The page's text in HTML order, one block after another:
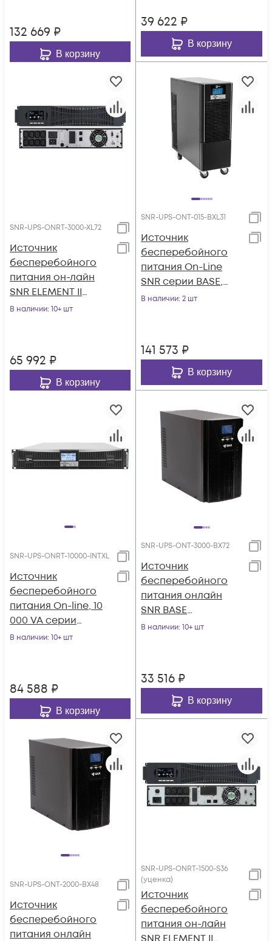
132 669 ₽
В корзину
39 622 ₽
В корзину
SNR-UPS-ONRT-3000-XL72
Источник
бесперебойного
питания он-лайн
SNR ELEMENT II
3000ВА/3000Вт (PF-
В наличии: 10+ шт
65 992 ₽
В корзину
SNR-UPS-ONT-015-BXL31
Источник
бесперебойного
питания On-Line
SNR серии BASE,
15кВА/15кВт, без АКБ
В наличии: 2 шт
141 573 ₽
В корзину
SNR-UPS-ONRT-10000-INTXL
Источник
бесперебойного
питания On-line, 10
000 VA серии
Intelligent, без АКБ
В наличии: 10+ шт
84 588 ₽
В корзину
SNR-UPS-ONT-3000-BX72
Источник
бесперебойного
питания онлайн
SNR BASE
3000ВА/2700Вт,
В наличии: 10+ шт
33 516 ₽
В корзину
SNR-UPS-ONT-2000-BX48
Источник
бесперебойного
питания онлайн
SNR-UPS-ONRT-1500-S36
(уценка)
Источник
бесперебойного
питания он-лайн